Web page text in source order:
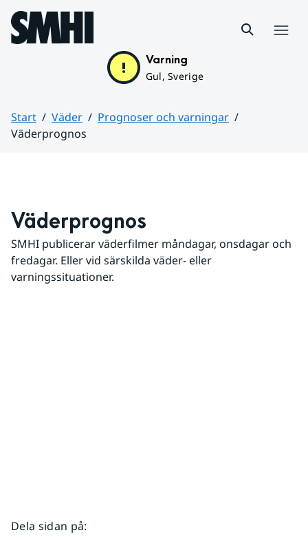
Hoppa till sidans innehåll
Varning
Gul, Sverige
Start Väder
Prognoser och varningar
Väderprognos
Väderprognos
SMHI publicerar väderfilmer måndagar, onsdagar och
fredagar. Eller vid särskilda väder- eller
varningssituationer.
Dela sidan på: